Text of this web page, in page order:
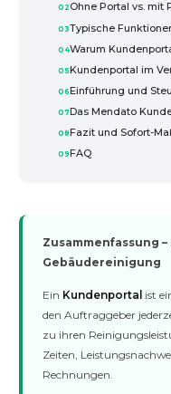
Ohne Portal vs. mit
Typische
Warum
Kundenportal im
Einführung und
Das Mendato
Fazit und Sofort-
FAQ
Zusammenfassung
Gebäudereinigung
Ein Kundenportal ist
den Auftraggeber
zu ihren
Zeiten,
Rechnungen.